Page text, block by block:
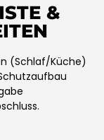
&
(Schlaf/Küche)